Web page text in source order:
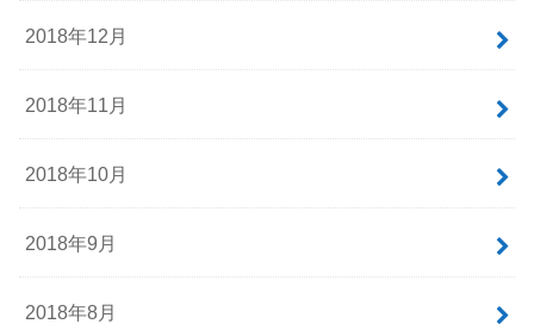
2018年12月
2018年11月
2018年10月
2018年9月
2018年8月